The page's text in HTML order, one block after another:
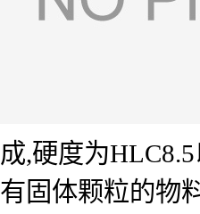
成,硬度为
有固体颗粒的物料